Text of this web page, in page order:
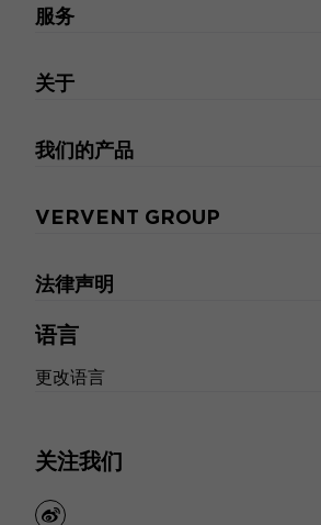
语言
更改语言
关注我们
服务
关于
我们的产品
VERVENT GROUP
法律声明